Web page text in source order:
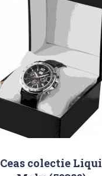
Ceas colectie Liqui